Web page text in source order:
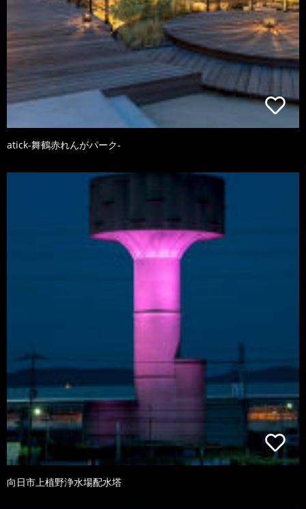
atick-舞鶴赤れんがパーク-
向日市上植野浄水場配水塔